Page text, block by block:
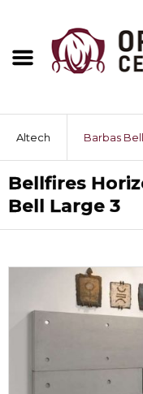
Altech Barbas
Bellfires
Bell Large 3